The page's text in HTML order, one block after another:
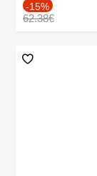
-15%
62.38€